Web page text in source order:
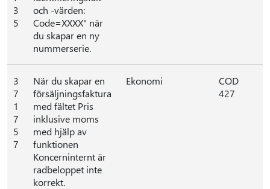
3
5
och -värden:
Code=XXXX" när
du skapar en ny
nummerserie.
3
7
1
7
5
7
När du skapar en
försäljningsfaktura
med fältet Pris
inklusive moms
med hjälp av
funktionen
Koncerninternt är
radbeloppet inte
korrekt.
Ekonomi
COD
427